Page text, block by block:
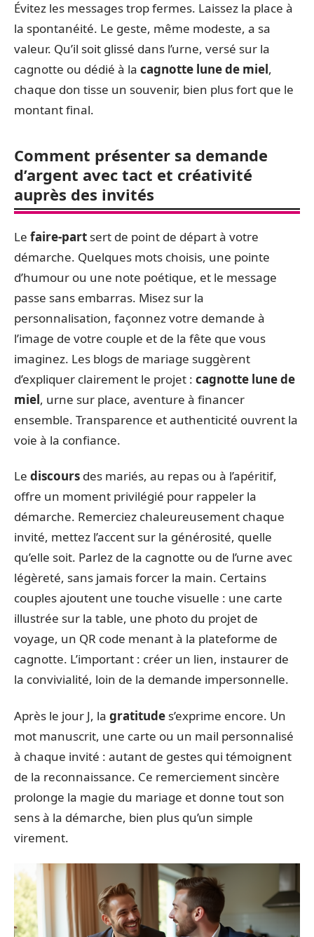
Évitez les messages trop fermes. Laissez la place à
la spontanéité. Le geste, même modeste, a sa
valeur. Qu’il soit glissé dans l’urne, versé sur la
cagnotte ou dédié à la cagnotte lune de miel,
chaque don tisse un souvenir, bien plus fort que le
montant final.
Comment présenter sa demande
d’argent avec tact et créativité
auprès des invités
Le faire-part sert de point de départ à votre
démarche. Quelques mots choisis, une pointe
d’humour ou une note poétique, et le message
passe sans embarras. Misez sur la
personnalisation, façonnez votre demande à
l’image de votre couple et de la fête que vous
imaginez. Les blogs de mariage suggèrent
d’expliquer clairement le projet : cagnotte lune de
miel, urne sur place, aventure à financer
ensemble. Transparence et authenticité ouvrent la
voie à la confiance.
Le discours des mariés, au repas ou à l’apéritif,
offre un moment privilégié pour rappeler la
démarche. Remerciez chaleureusement chaque
invité, mettez l’accent sur la générosité, quelle
qu’elle soit. Parlez de la cagnotte ou de l’urne avec
légèreté, sans jamais forcer la main. Certains
couples ajoutent une touche visuelle : une carte
illustrée sur la table, une photo du projet de
voyage, un QR code menant à la plateforme de
cagnotte. L’important : créer un lien, instaurer de
la convivialité, loin de la demande impersonnelle.
Après le jour J, la gratitude s’exprime encore. Un
mot manuscrit, une carte ou un mail personnalisé
à chaque invité : autant de gestes qui témoignent
de la reconnaissance. Ce remerciement sincère
prolonge la magie du mariage et donne tout son
sens à la démarche, bien plus qu’un simple
virement.